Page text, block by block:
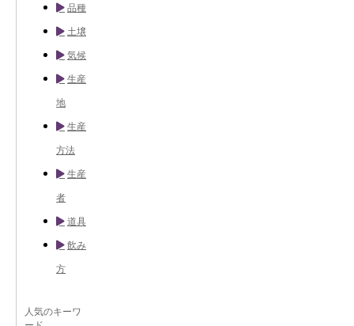
品種
土壌
気候
生産
地
生産
方法
生産
者
道具
飲み
方
人気のキーワ